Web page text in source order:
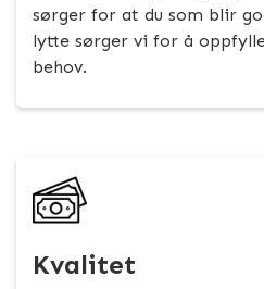
sørger for at du som blir
lytte sørger vi for å
behov.
Kvalitet